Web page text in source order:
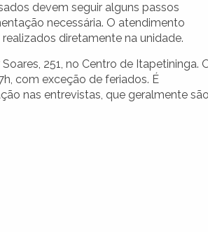
devem seguir alguns passos
necessária. O atendimento
diretamente na unidade.
251, no Centro de Itapetininga.
com exceção de feriados. É
nas entrevistas, que geralmente são